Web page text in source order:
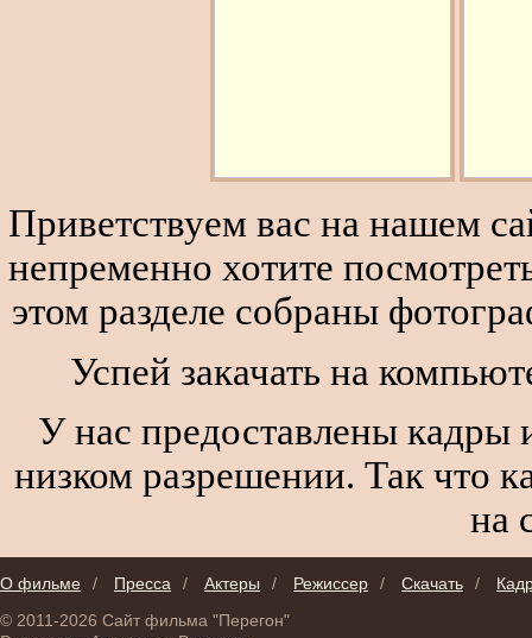
Приветствуем вас на нашем
непременно хотите
этом разделе собраны
Успей закачать на
У нас предоставлены кадры
низком разрешении. Так что
на
О фильме / Пресса / Актеры / Режиссер / Скачать /
© 2011-2026 Сайт фильма "Перегон"